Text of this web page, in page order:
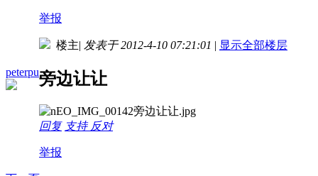
举报
peterpu
楼主| 发表于 2012-4-10 07:21:01 | 显示全部楼层
旁边让让
回复 支持 反对
举报